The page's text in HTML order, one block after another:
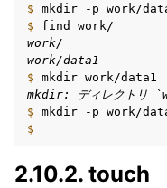
$ mkdir -p
$ find
work/
work/data1
$ mkdir
mkdir: ディレクトリ
$ mkdir -p
$
2.10.2. touch